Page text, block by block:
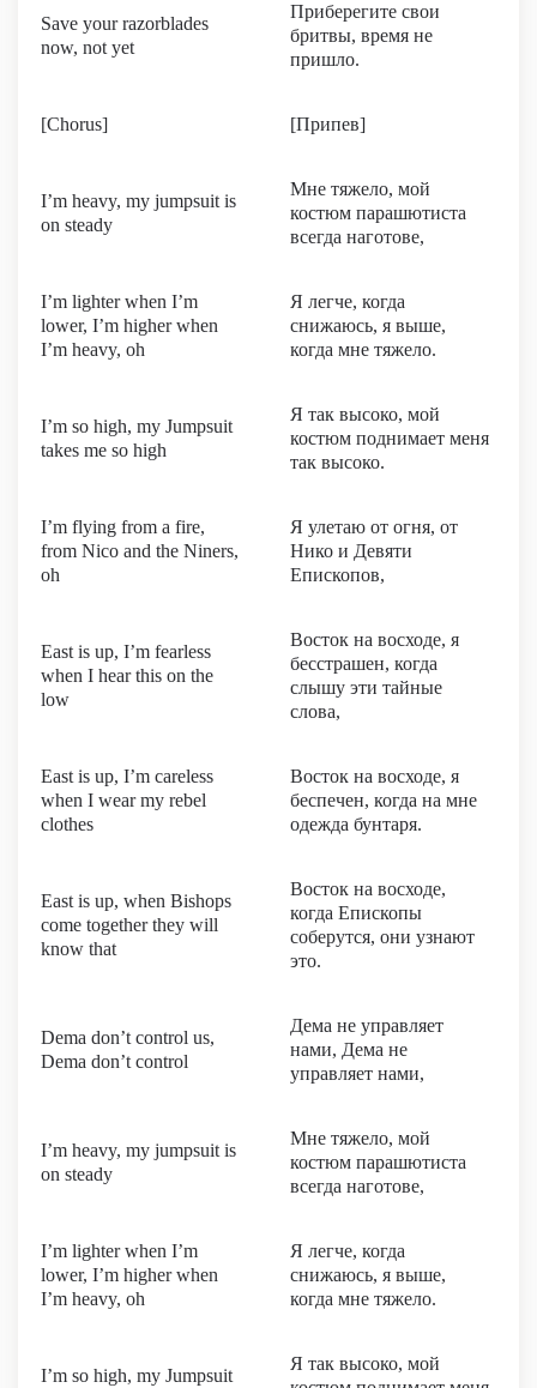
Save your razorblades
now, not yet
Приберегите свои
бритвы, время не
пришло.
[Chorus] [Припев]
I’m heavy, my jumpsuit is
on steady
Мне тяжело, мой
костюм парашютиста
всегда наготове,
I’m lighter when I’m
lower, I’m higher when
I’m heavy, oh
Я легче, когда
снижаюсь, я выше,
когда мне тяжело.
I’m so high, my Jumpsuit
takes me so high
Я так высоко, мой
костюм поднимает меня
так высоко.
I’m flying from a fire,
from Nico and the Niners,
oh
Я улетаю от огня, от
Нико и Девяти
Епископов,
East is up, I’m fearless
when I hear this on the
low
Восток на восходе, я
бесстрашен, когда
слышу эти тайные
слова,
East is up, I’m careless
when I wear my rebel
clothes
Восток на восходе, я
беспечен, когда на мне
одежда бунтаря.
East is up, when Bishops
come together they will
know that
Восток на восходе,
когда Епископы
соберутся, они узнают
это.
Dema don’t control us,
Dema don’t control
Дема не управляет
нами, Дема не
управляет нами,
I’m heavy, my jumpsuit is
on steady
Мне тяжело, мой
костюм парашютиста
всегда наготове,
I’m lighter when I’m
lower, I’m higher when
I’m heavy, oh
Я легче, когда
снижаюсь, я выше,
когда мне тяжело.
I’m so high, my Jumpsuit
Я так высоко, мой